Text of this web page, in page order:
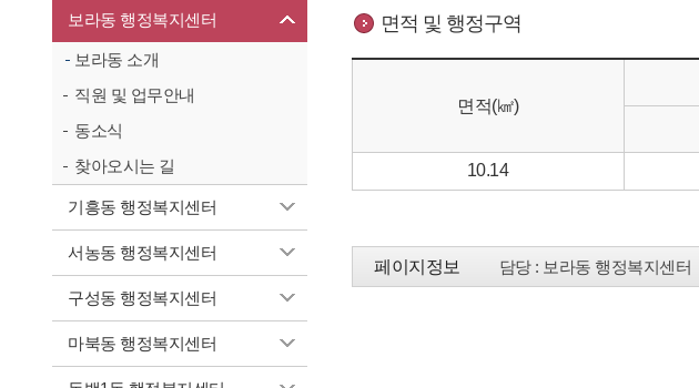
보라동 행정복지센터
보라동 소개
직원 및 업무안내
동소식
찾아오시는 길
기흥동 행정복지센터
서농동 행정복지센터
구성동 행정복지센터
마북동 행정복지센터
면적 및 행정구역
면적(㎢)
10.14
페이지정보 담당: 보라동 행정복지센터